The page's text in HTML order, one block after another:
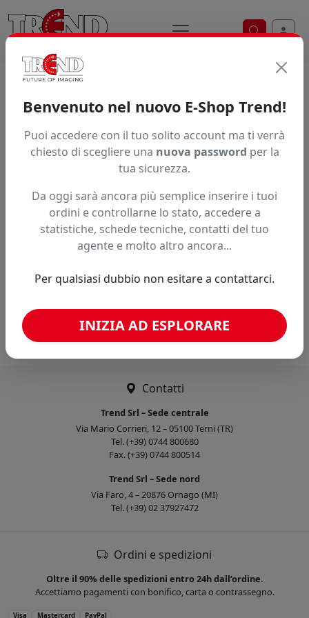
Ricerca
Articolo non trovato.
Hai trovato questo prodotto ad un prezzo più basso?
Fai una segnalazione
Confronta con articoli simili
Caricamento confronto...
Contatti
Trend Srl – Sede centrale
Via Mario Corrieri, 12 – 05100 Terni (TR)
Tel. (+39) 0744 800680
Fax. (+39) 0744 800514
Trend Srl – Sede nord
Via Faro, 4 – 20876 Ornago (MI)
Tel. (+39) 02 37927472
Ordini e spedizioni
Oltre il 90% delle spedizioni entro 24h dall’ordine.
Accettiamo pagamenti con bonifico, carta o contrassegno.
Visa Mastercard PayPal
Benvenuto nel nuovo E-Shop Trend!
Puoi accedere con il tuo solito account ma ti verrà
chiesto di scegliere una nuova password per la
tua sicurezza.
Da oggi sarà ancora più semplice inserire i tuoi
ordini e controllarne lo stato, accedere a
statistiche, schede tecniche, contatti del tuo
agente e molto altro ancora...
Per qualsiasi dubbio non esitare a contattarci.
INIZIA AD ESPLORARE